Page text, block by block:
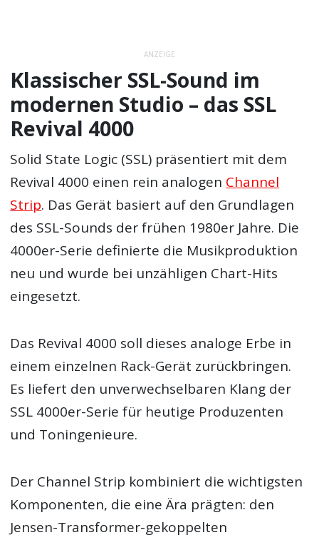
ANZEIGE
Klassischer SSL-Sound im
modernen Studio – das SSL
Revival 4000
Solid State Logic (SSL) präsentiert mit dem
Revival 4000 einen rein analogen Channel
Strip. Das Gerät basiert auf den Grundlagen
des SSL-Sounds der frühen 1980er Jahre. Die
4000er-Serie definierte die Musikproduktion
neu und wurde bei unzähligen Chart-Hits
eingesetzt.
Das Revival 4000 soll dieses analoge Erbe in
einem einzelnen Rack-Gerät zurückbringen.
Es liefert den unverwechselbaren Klang der
SSL 4000er-Serie für heutige Produzenten
und Toningenieure.
Der Channel Strip kombiniert die wichtigsten
Komponenten, die eine Ära prägten: den
Jensen-Transformer-gekoppelten